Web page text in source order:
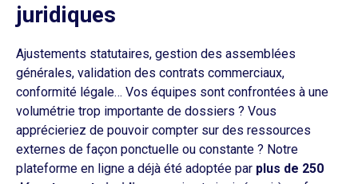
juridiques
Ajustements statutaires, gestion des assemblées
générales, validation des contrats commerciaux,
conformité légale… Vos équipes sont confrontées à une
volumétrie trop importante de dossiers ? Vous
apprécieriez de pouvoir compter sur des ressources
externes de façon ponctuelle ou constante ? Notre
plateforme en ligne a déjà été adoptée par plus de 250